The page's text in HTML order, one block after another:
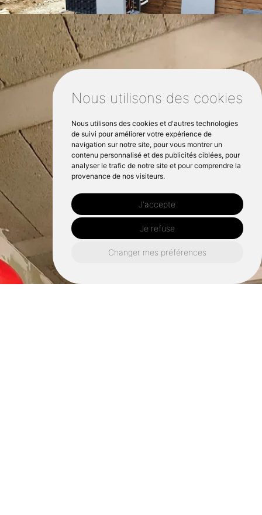
Nous utilisons des cookies
Nous utilisons des cookies et d'autres technologies
de suivi pour améliorer votre expérience de
navigation sur notre site, pour vous montrer un
contenu personnalisé et des publicités ciblées, pour
analyser le trafic de notre site et pour comprendre la
provenance de nos visiteurs.
J'accepte
Je refuse
Changer mes préférences